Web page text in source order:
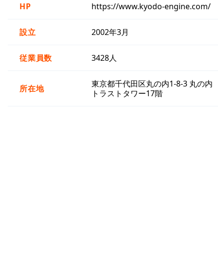
HP https://www.kyodo-engine.com/
設立 2002年3月
従業員数 3428人
所在地
東京都千代田区丸の内1-8-3 丸の内
トラストタワー17階